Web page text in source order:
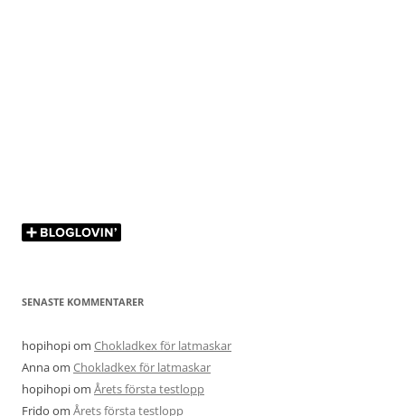
SENASTE KOMMENTARER
hopihopiom Chokladkex för latmaskar
Annaom Chokladkex för latmaskar
hopihopiom Årets första testlopp
Frido om Årets första testlopp